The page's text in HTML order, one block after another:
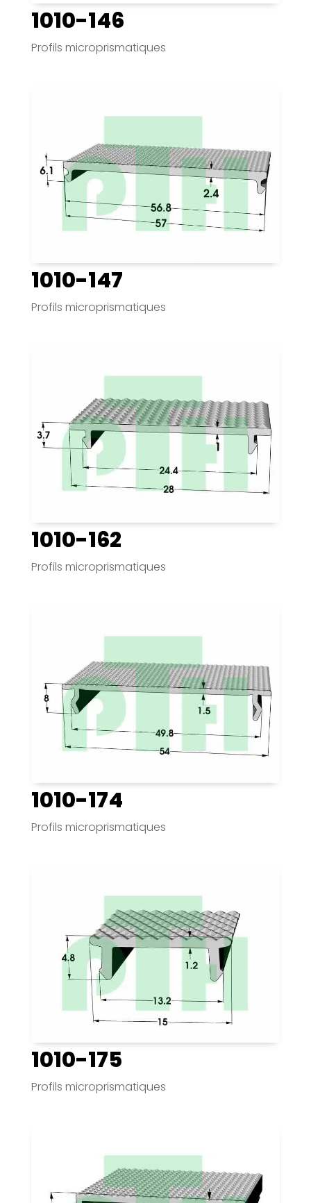
1010-146
Profils microprismatiques
1010-147
Profils microprismatiques
1010-162
Profils microprismatiques
1010-174
Profils microprismatiques
1010-175
Profils microprismatiques